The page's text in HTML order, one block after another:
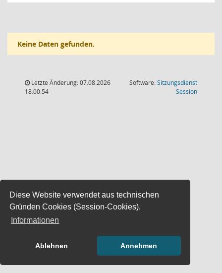
Diese Website verwendet aus technischen
Gründen Cookies (Session-Cookies).
Informationen
Ablehnen Annehmen
Keine Daten gefunden.
Letzte Änderung: 07.08.2026
18:00:54
Software:Sitzungsdienst
Session(Wird in